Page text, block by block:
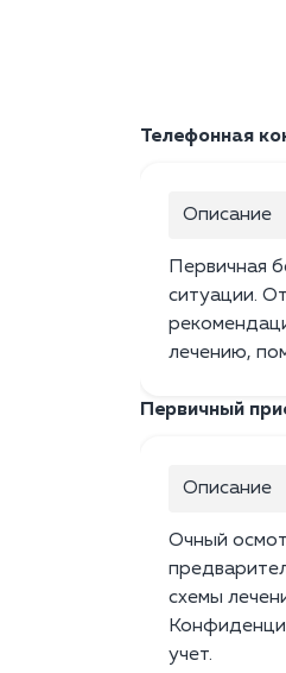
Телефонная
Описание
Первичная
ситуации.
лечению,
Первичный
Описание
Очный
схемы
учет.